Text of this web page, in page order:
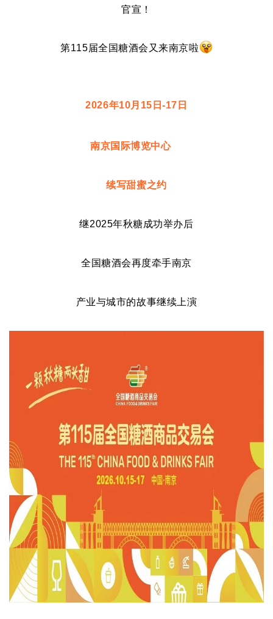
官宣！
第115届全国糖酒会 又来南京啦
2026年10月15日-17日
南京国际博览中心
续写甜蜜之约
继2025年秋糖成功举办后
全国糖酒会再度牵手南京
产业与城市的故事继续上演